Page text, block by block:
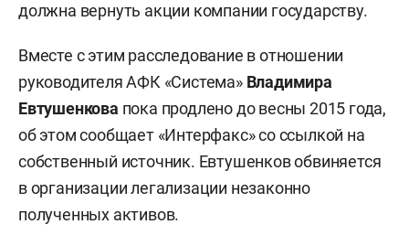
должна вернуть акции компании государству.
Вместе с этим расследование в отношении
руководителя АФК «Система» Владимира
Евтушенкова пока продлено до весны 2015 года,
об этом сообщает «Интерфакс» со ссылкой на
собственный источник. Евтушенков обвиняется
в организации легализации незаконно
полученных активов.